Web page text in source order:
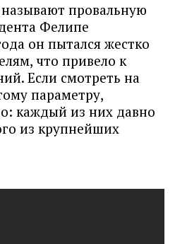
провальную
Фелипе
он пытался жестко
что привело к
Если смотреть на
параметру,
каждый из них давно
из крупнейших